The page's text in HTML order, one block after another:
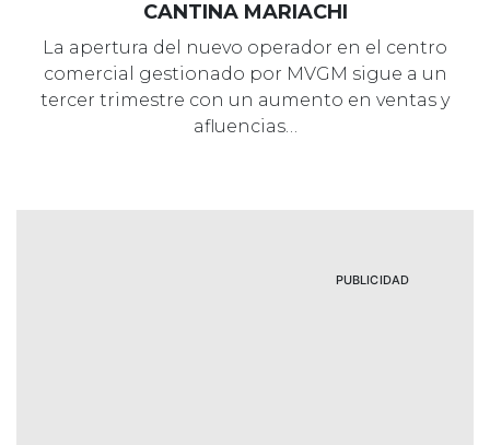
CANTINA MARIACHI
La apertura del nuevo operador en el centro
comercial gestionado por MVGM sigue a un
tercer trimestre con un aumento en ventas y
afluencias…
PUBLICIDAD